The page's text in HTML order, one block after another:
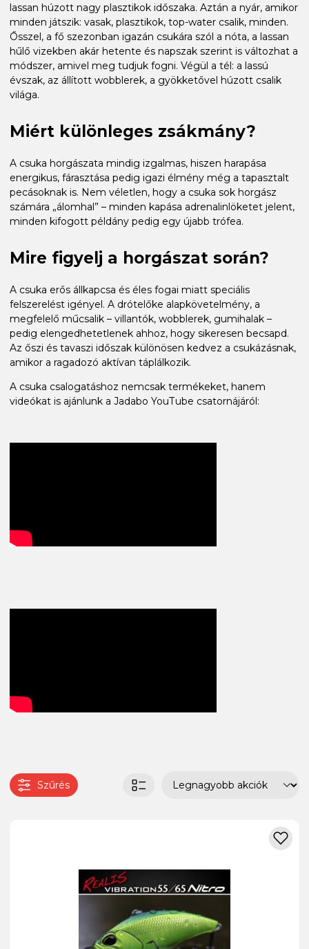
lassan húzott nagy plasztikok időszaka. Aztán a nyár, amikor
minden játszik: vasak, plasztikok, top-water csalik, minden.
Ősszel, a fő szezonban igazán csukára szól a nóta, a lassan
hűlő vizekben akár hetente és napszak szerint is változhat a
módszer, amivel meg tudjuk fogni. Végül a tél: a lassú
évszak, az állított wobblerek, a gyökketővel húzott csalik
világa.
Miért különleges zsákmány?
A csuka horgászata mindig izgalmas, hiszen harapása
energikus, fárasztása pedig igazi élmény még a tapasztalt
pecásoknak is. Nem véletlen, hogy a csuka sok horgász
számára „álomhal” – minden kapása adrenalinlöketet jelent,
minden kifogott példány pedig egy újabb trófea.
Mire figyelj a horgászat során?
A csuka erős állkapcsa és éles fogai miatt speciális
felszerelést igényel. A drótelőke alapkövetelmény, a
megfelelő műcsalik – villantók, wobblerek, gumihalak –
pedig elengedhetetlenek ahhoz, hogy sikeresen becsapd.
Az őszi és tavaszi időszak különösen kedvez a csukázásnak,
amikor a ragadozó aktívan táplálkozik.
A csuka csalogatáshoz nemcsak termékeket, hanem
videókat is ajánlunk a Jadabo YouTube csatornájáról:
Szűrés